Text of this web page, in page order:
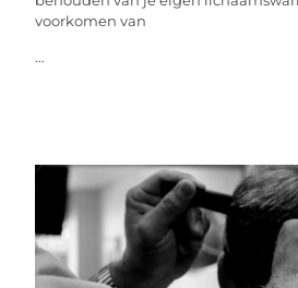
voorkomen van
...